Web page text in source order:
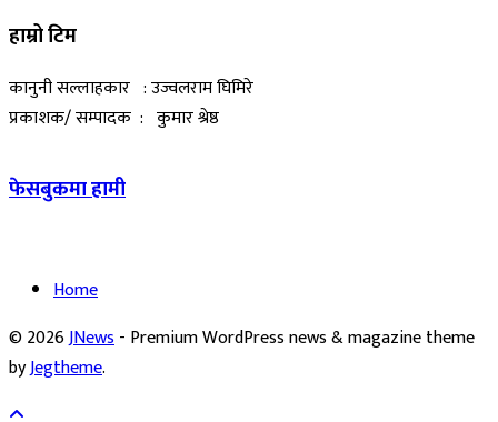
हाम्रो टिम
कानुनी सल्लाहकार : उज्वलराम घिमिरे
प्रकाशक/ सम्पादक : कुमार श्रेष्ठ
फेसबुकमा हामी
Home
© 2026JNews- Premium WordPress news & magazine theme
byJegtheme.